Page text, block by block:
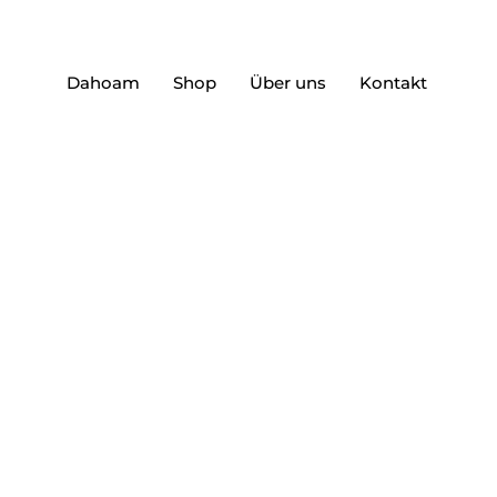
Dahoam Shop Über uns Kontakt